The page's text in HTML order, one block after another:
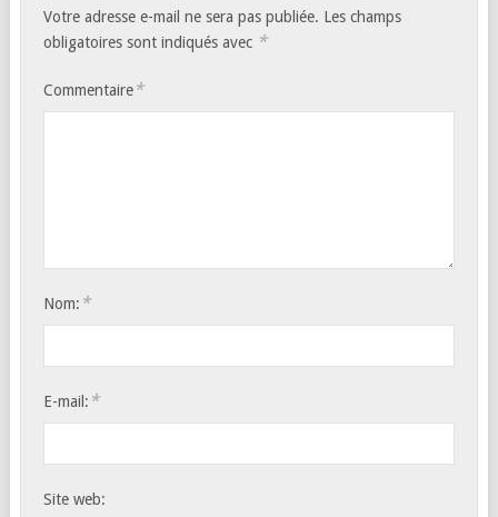
Votre adresse e-mail ne sera pas publiée. Les champs
obligatoires sont indiqués avec *
Commentaire*
Nom: *
E-mail: *
Site web: